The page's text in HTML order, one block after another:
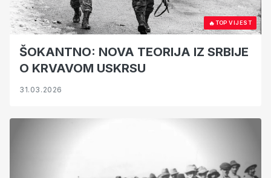
🔥TOP VIJEST
ŠOKANTNO: NOVA TEORIJA IZ SRBIJE
O KRVAVOM USKRSU
31.03.2026